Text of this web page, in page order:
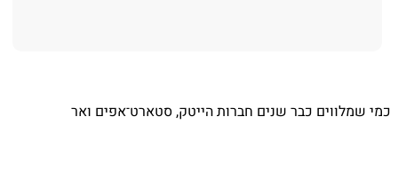
⁨ כמי שמלווים כבר שנים חברות הייטק, סטארט־אפים ואר